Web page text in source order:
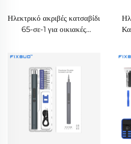
Ηλεκτρικό ακριβές κατσαβίδι
65-σε-1 για οικιακές